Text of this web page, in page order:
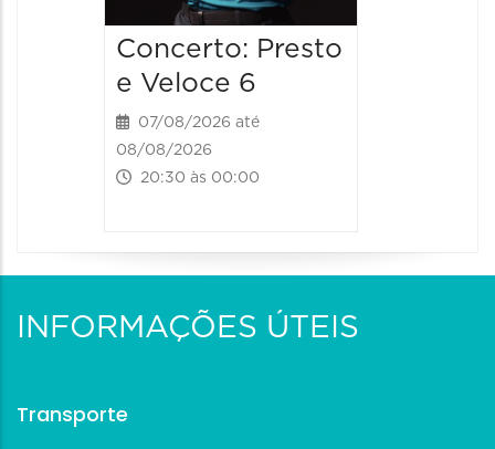
Concerto: Presto
e Veloce 6
07/08/2026 até
08/08/2026
20:30 às 00:00
INFORMAÇÕES ÚTEIS
Transporte